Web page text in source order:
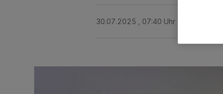
30.07.2025 , 07:40 Uhr 2 Minuten